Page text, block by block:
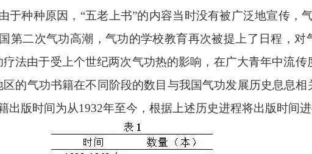
于种种原因，“五老上书”的内容当时没有被广泛地宣传，
第二次气功高潮，气功的学校教育再次被提上了日程，对
法由于受上个世纪两次气功热的影响，在广大青年中流传
的气功书籍在不同阶段的数目与我国气功发展历史息息相
出版时间为从1932年至今，根据上述历史进程将出版时间进